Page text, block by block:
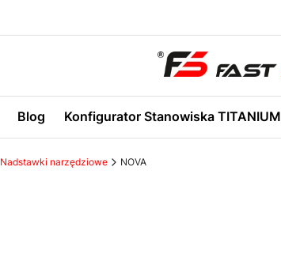
Blog Konfigurator Stanowiska TITANIUM
Nadstawki narzędziowe NOVA